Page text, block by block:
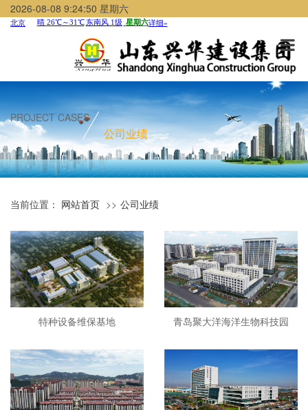
2026-08-08 9:24:50 星期六
PROJECT CASES
公司业绩
当前位置： 网站首页 公司业绩
特种设备维保基地 青岛聚大洋海洋生物科技园